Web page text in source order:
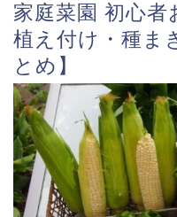
家庭菜園 初心
植え付け・種ま
とめ】